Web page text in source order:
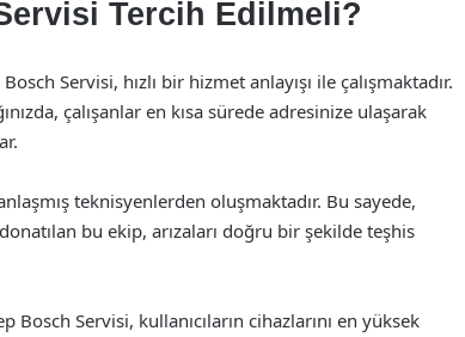
Tercih Edilmeli?
Servisi, hızlı bir hizmet anlayışı ile çalışmaktadır.
çalışanlar en kısa sürede adresinize ulaşarak
teknisyenlerden oluşmaktadır. Bu sayede,
bu ekip, arızaları doğru bir şekilde teşhis
Bosch Servisi, kullanıcıların cihazlarını en yüksek